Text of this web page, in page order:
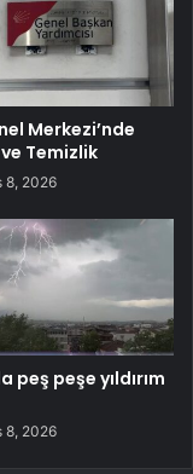
Merkezi’nde
Temizlik
8, 2026
peş peşe yıldırım
8, 2026